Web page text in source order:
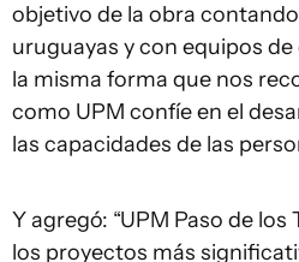
objetivo de la obra
uruguayas y con equipos
la misma forma que nos
como UPM confíe en el
las capacidades de las
Y agregó: “UPM Paso de
los proyectos más